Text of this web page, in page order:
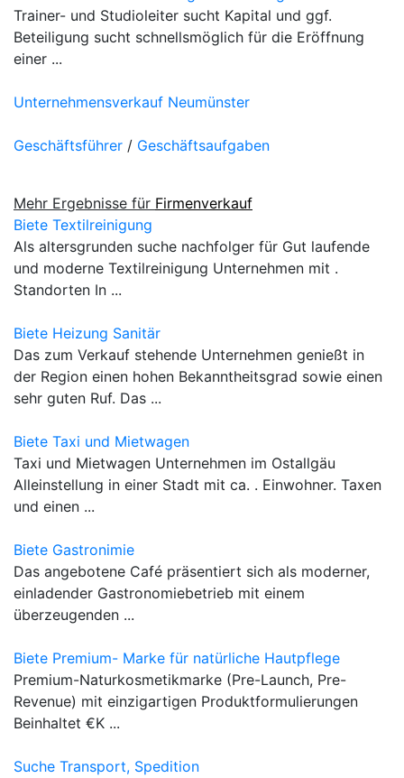
Trainer- und Studioleiter sucht Kapital und ggf.
Beteiligung sucht schnellsmöglich für die Eröffnung
einer ...
Unternehmensverkauf Neumünster
Geschäftsführer / Geschäftsaufgaben
Mehr Ergebnisse für Firmenverkauf
Biete Textilreinigung
Als altersgrunden suche nachfolger für Gut laufende
und moderne Textilreinigung Unternehmen mit .
Standorten In ...
Biete Heizung Sanitär
Das zum Verkauf stehende Unternehmen genießt in
der Region einen hohen Bekanntheitsgrad sowie einen
sehr guten Ruf. Das ...
Biete Taxi und Mietwagen
Taxi und Mietwagen Unternehmen im Ostallgäu
Alleinstellung in einer Stadt mit ca. . Einwohner. Taxen
und einen ...
Biete Gastronimie
Das angebotene Café präsentiert sich als moderner,
einladender Gastronomiebetrieb mit einem
überzeugenden ...
Biete Premium- Marke für natürliche Hautpflege
Premium-Naturkosmetikmarke (Pre-Launch, Pre-
Revenue) mit einzigartigen Produktformulierungen
Beinhaltet €K ...
Suche Transport, Spedition